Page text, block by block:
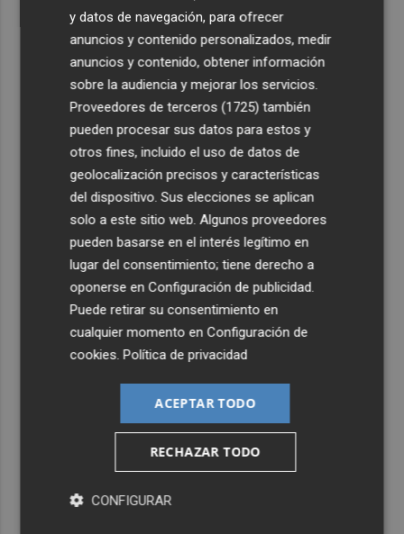
y datos de navegación, para ofrecer
anuncios y contenido personalizados, medir
anuncios y contenido, obtener información
sobre la audiencia y mejorar los servicios.
Proveedores de terceros (1725) también
pueden procesar sus datos para estos y
otros fines, incluido el uso de datos de
geolocalización precisos y características
del dispositivo. Sus elecciones se aplican
solo a este sitio web. Algunos proveedores
pueden basarse en el interés legítimo en
lugar del consentimiento; tiene derecho a
oponerse enConfiguración de publicidad
Puede retirar su consentimiento en
cualquier momento enConfiguración de
cookies .Política de privacidad
ACEPTAR TODO
RECHAZAR TODO
CONFIGURAR